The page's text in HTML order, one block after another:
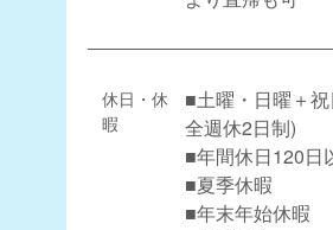
休日・休
暇
■土曜・日曜＋
全週休2日制)
■年間休日120日
■夏季休暇
■年末年始休暇